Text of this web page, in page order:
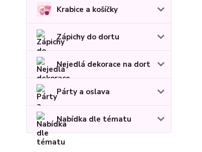
Krabice a košíčky
Zápichy do dortu
Nejedlá dekorace na dort
Párty a oslava
Nabídka dle tématu